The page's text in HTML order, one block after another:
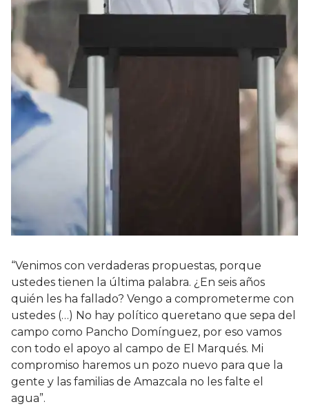
“Venimos con verdaderas propuestas, porque
ustedes tienen la última palabra. ¿En seis años
quién les ha fallado? Vengo a comprometerme con
ustedes (…) No hay político queretano que sepa del
campo como Pancho Domínguez, por eso vamos
con todo el apoyo al campo de El Marqués. Mi
compromiso haremos un pozo nuevo para que la
gente y las familias de Amazcala no les falte el
agua”.